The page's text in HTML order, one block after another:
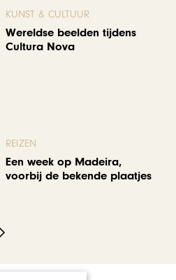
KUNST & CULTUUR
Wereldse beelden tijdens
Cultura Nova
REIZEN
Een week op Madeira,
voorbij de bekende plaatjes